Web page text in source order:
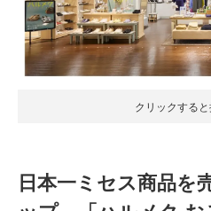
クリックする
日本一ミセス商品を